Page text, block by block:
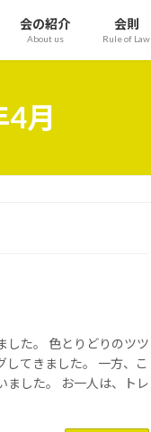
会の紹介
About us
会則
Rule of Law
月
した。 色とりどりのツツ
てきました。 一方、こ
ました。 お一人は、トレ